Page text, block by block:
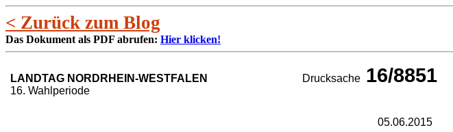
< Zurück zum Blog
Das Dokument als PDF abrufen: Hier klicken!
LANDTAG NORDRHEIN-WESTFALEN
16. Wahlperiode
Drucksache 16/8851
05.06.2015